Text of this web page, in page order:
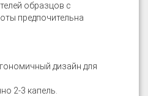
образцов с
предпочительна
дизайн для
2-3 капель.